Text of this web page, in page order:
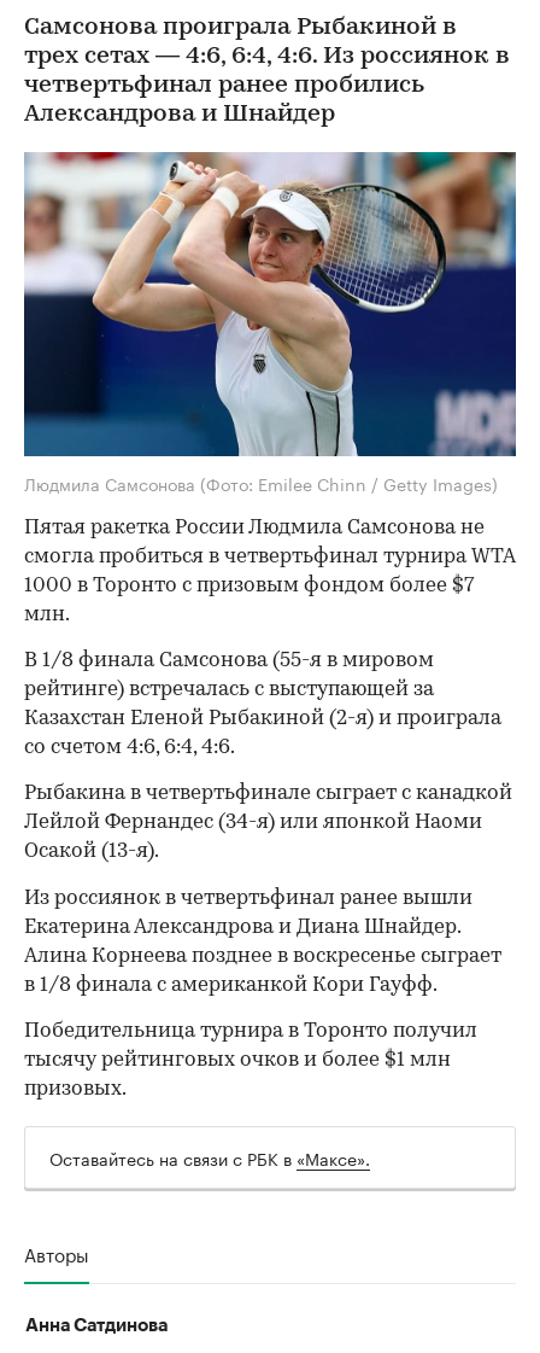
Самсонова проиграла Рыбакиной в
трех сетах — 4:6, 6:4, 4:6. Из россиянок в
четвертьфинал ранее пробились
Александрова и Шнайдер
Людмила Самсонова (Фото: Emilee Chinn / Getty Images)
Пятая ракетка России Людмила Самсонова не
смогла пробиться в четвертьфинал турнира WTA
1000 в Торонто с призовым фондом более $7
млн.
В 1/8 финала Самсонова (55-я в мировом
рейтинге) встречалась с выступающей за
Казахстан Еленой Рыбакиной (2-я) и проиграла
со счетом 4:6, 6:4, 4:6.
Рыбакина в четвертьфинале сыграет с канадкой
Лейлой Фернандес (34-я) или японкой Наоми
Осакой (13-я).
00:00 / 00:00
Из россиянок в четвертьфинал ранее вышли
Екатерина Александрова и Диана Шнайдер.
Алина Корнеева позднее в воскресенье сыграет
в 1/8 финала с американкой Кори Гауфф.
Победительница турнира в Торонто получил
тысячу рейтинговых очков и более $1 млн
призовых.
Оставайтесь на связи с РБК в «Максе».
Авторы
Анна Сатдинова